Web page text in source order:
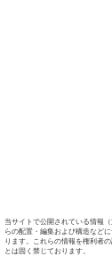
当サイトで公開されている情報
らの配置・編集および構造など
ります。これらの情報を権利者
とは固く禁じております。